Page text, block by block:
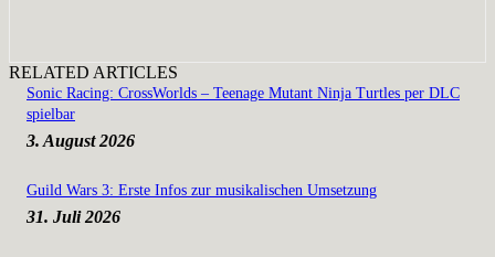
RELATED ARTICLES
Sonic Racing: CrossWorlds – Teenage Mutant Ninja Turtles per DLC
spielbar
3. August 2026
Guild Wars 3: Erste Infos zur musikalischen Umsetzung
31. Juli 2026